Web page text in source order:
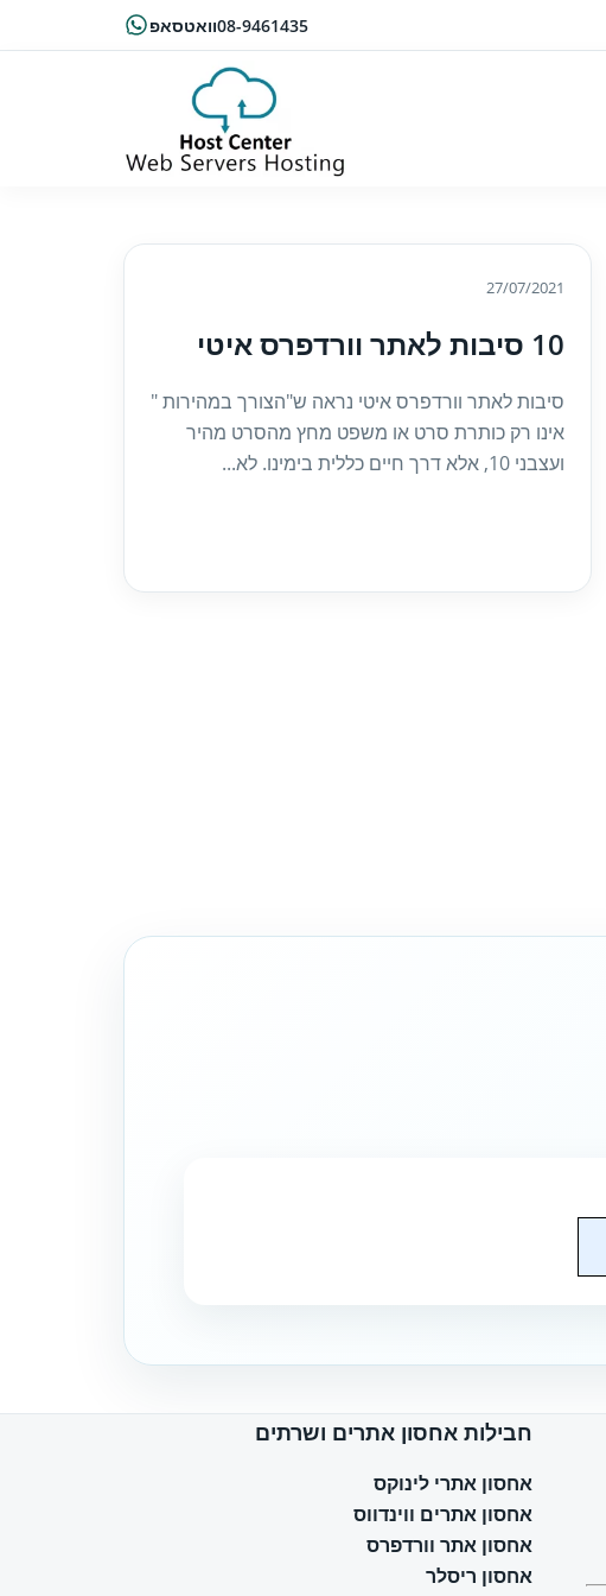
08-9461435וואטסאפ
27/07/2021
10 סיבות לאתר וורדפרס איטי
סיבות לאתר וורדפרס איטי נראה ש"הצורך במהירות "
אינו רק כותרת סרט או משפט מחץ מהסרט מהיר
ועצבני 10, אלא דרך חיים כללית בימינו. לא...
חבילות אחסון אתרים ושרתים
אחסון אתרי לינוקס
אחסון אתרים ווינדווס
אחסון אתר וורדפרס
אחסון ריסלר